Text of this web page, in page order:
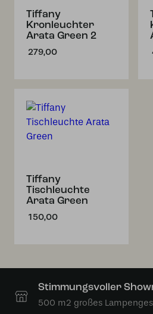
Tiffany
Kronleuchter
Arata Green 2
279,00
Tiffany
Tischleuchte
Arata Green
150,00
Stimmungsvoller
500 m2 großes